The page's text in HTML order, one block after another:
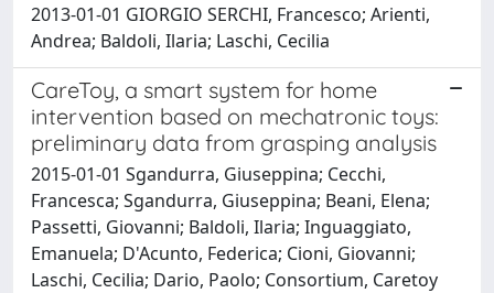
2013-01-01 GIORGIO SERCHI, Francesco; Arienti,
Andrea; Baldoli, Ilaria; Laschi, Cecilia
CareToy, a smart system for home
intervention based on mechatronic toys:
preliminary data from grasping analysis
2015-01-01 Sgandurra, Giuseppina; Cecchi,
Francesca; Sgandurra, Giuseppina; Beani, Elena;
Passetti, Giovanni; Baldoli, Ilaria; Inguaggiato,
Emanuela; D'Acunto, Federica; Cioni, Giovanni;
Laschi, Cecilia; Dario, Paolo; Consortium, Caretoy